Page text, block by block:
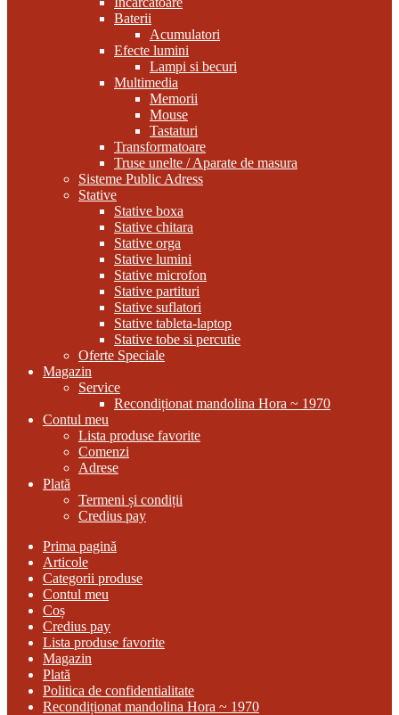
Baterii
Acumulatori
Efecte lumini
Lampi si becuri
Multimedia
Memorii
Mouse
Tastaturi
Transformatoare
Truse unelte / Aparate de masura
Sisteme Public Adress
Stative
Stative boxa
Stative chitara
Stative orga
Stative lumini
Stative microfon
Stative partituri
Stative suflatori
Stative tableta-laptop
Stative tobe si percutie
Oferte Speciale
Magazin
Service
Recondiționat mandolina Hora ~ 1970
Contul meu
Lista produse favorite
Comenzi
Adrese
Plată
Termeni și condiții
Credius pay
Prima pagină
Articole
Categorii produse
Contul meu
Coș
Credius pay
Lista produse favorite
Magazin
Plată
Politica de confidentialitate
Recondiționat mandolina Hora ~ 1970